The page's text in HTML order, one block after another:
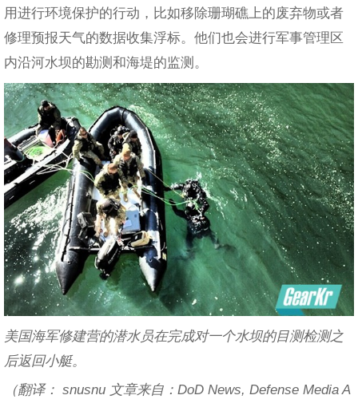
用进行环境保护的行动，比如移除珊瑚礁上的废弃物或者
修理预报天气的数据收集浮标。他们也会进行军事管理区
内沿河水坝的勘测和海堤的监测。
美国海军修建营的潜水员在完成对一个水坝的目测检测之
后返回小艇。
（翻译： snusnu 文章来自：DoD News, Defense Media A